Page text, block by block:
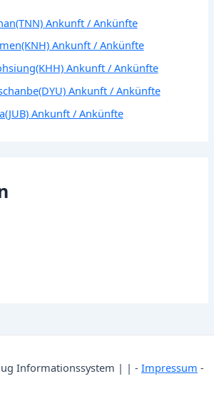
Ankunft / Ankünfte
Ankunft / Ankünfte
Ankunft / Ankünfte
Ankunft / Ankünfte
Ankunft / Ankünfte
Informationssystem | | - Impressum -